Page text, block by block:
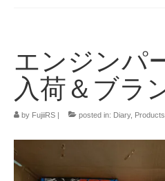
Blog
Info
エンジンパ
入荷＆ブラ
by FujiiRS | posted in: Diary, Products